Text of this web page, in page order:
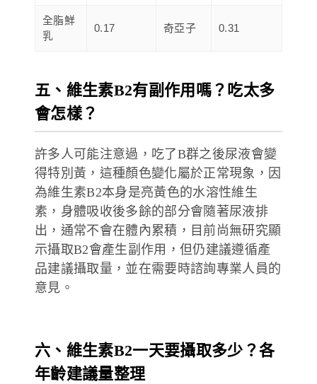
全脂鮮
乳
0.17 奇亞子 0.31
五、維生素B2有副作用嗎？吃太多
會怎樣？
許多人可能注意過，吃了B群之後尿液會變
得特別黃，這種顏色變化屬於正常現象，因
為維生素B2本身是亮黃色的水溶性維生
素，身體吸收後多餘的部分會隨著尿液排
出，通常不會在體內累積，目前尚無研究顯
示攝取B2會產生副作用，但仍建議遵循產
品建議攝取量，並在需要時諮詢專業人員的
意見。
六、維生素B2一天要攝取多少？各
年齡建議量整理